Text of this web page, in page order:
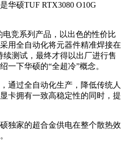
华硕TUF RTX3080 O10G
竞系列产品，以出色的性价比
用全自动化将元器件精准焊接在
续测试，最终才得以出厂进行售
一下华硕的“全超冷”概念。
通过全自动化生产，降低传统人
卡拥有一致高稳定性的同时，提
独家的超合金供电在整个散热效